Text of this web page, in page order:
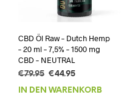
CBD Öl Raw – Dutch Hemp
– 20 ml – 7,5% – 1500 mg
CBD – NEUTRAL
€79.95 Ursprünglicher
Preis
€44.95Aktueller
Preis
IN DEN WARENKORB